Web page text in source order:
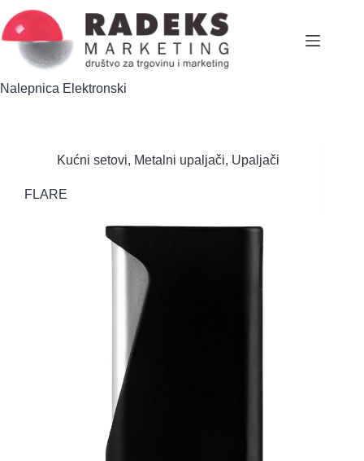
to
content
Nalepnica Elektronski
Kućni setovi, Metalni upaljači, Upaljači
FLARE